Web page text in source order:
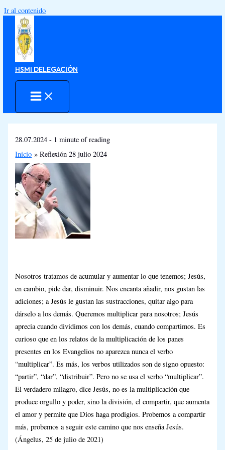
Ir al contenido
HSMI DELEGACIÓN
28.07.2024- 1 minute of reading
Inicio
Reflexión 28 julio 2024
Nosotros tratamos de acumular y aumentar lo que tenemos; Jesús,
en cambio, pide dar, disminuir. Nos encanta añadir, nos gustan las
adiciones; a Jesús le gustan las sustracciones, quitar algo para
dárselo a los demás. Queremos multiplicar para nosotros; Jesús
aprecia cuando dividimos con los demás, cuando compartimos. Es
curioso que en los relatos de la multiplicación de los panes
presentes en los Evangelios no aparezca nunca el verbo
“multiplicar”. Es más, los verbos utilizados son de signo opuesto:
“partir”, “dar”, “distribuir”. Pero no se usa el verbo “multiplicar”.
El verdadero milagro, dice Jesús, no es la multiplicación que
produce orgullo y poder, sino la división, el compartir, que aumenta
el amor y permite que Dios haga prodigios. Probemos a compartir
más, probemos a seguir este camino que nos enseña Jesús.
(Ángelus, 25 de julio de 2021)